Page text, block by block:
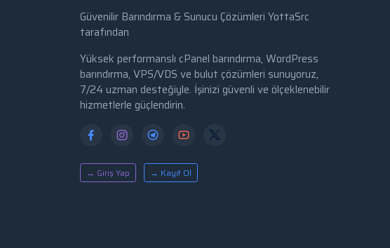
Güvenilir Barındırma & Sunucu Çözümleri YottaSrc
tarafından
Yüksek performanslı cPanel barındırma, WordPress
barındırma, VPS/VDS ve bulut çözümleri sunuyoruz,
7/24 uzman desteğiyle. İşinizi güvenli ve ölçeklenebilir
hizmetlerle güçlendirin.
→ Giriş Yap → Kayıt Ol